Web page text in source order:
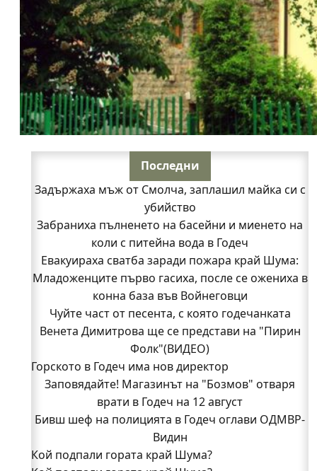
Последни
Задържаха мъж от Смолча, заплашил майка си с
убийство
Забраниха пълненето на басейни и миенето на
коли с питейна вода в Годеч
Евакуираха сватба заради пожара край Шума:
Младоженците първо гасиха, после се ожениха в
конна база във Войнеговци
Чуйте част от песента, с която годечанката
Венета Димитрова ще се представи на "Пирин
Фолк"(ВИДЕО)
Горското в Годеч има нов директор
Заповядайте! Магазинът на "Бозмов" отваря
врати в Годеч на 12 август
Бивш шеф на полицията в Годеч оглави ОДМВР-
Видин
Кой подпали гората край Шума?